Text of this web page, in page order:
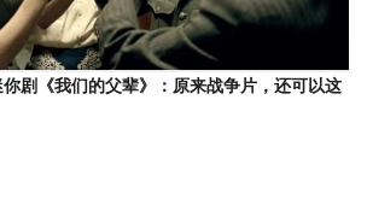
你剧《我们的父辈》：原来战争片，还可以这